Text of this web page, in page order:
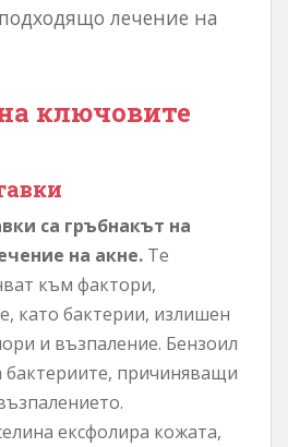
лечение на
ключовите
са гръбнакът на
на акне. Те
към фактори,
като бактерии, излишен
и възпаление. Бензоил
бактериите, причиняващи
ексфолира кожата,